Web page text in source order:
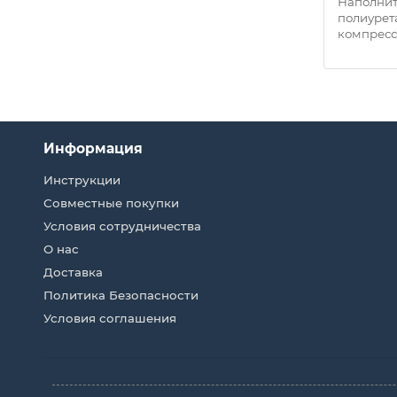
Информация
Инструкции
Совместные покупки
Условия сотрудничества
О нас
Доставка
Политика Безопасности
Условия соглашения